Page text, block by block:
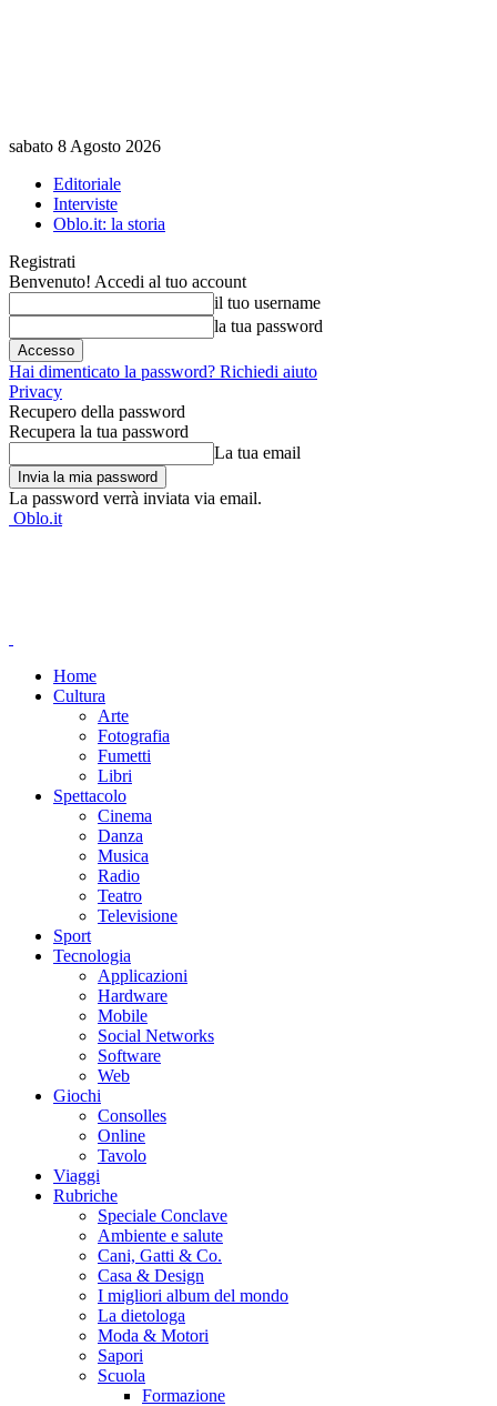
sabato 8 Agosto 2026
Editoriale
Interviste
Oblo.it: la storia
Registrati
Benvenuto! Accedi al tuo account
il tuo username
la tua password
Hai dimenticato la password? Richiedi aiuto
Privacy
Recupero della password
Recupera la tua password
La tua email
La password verrà inviata via email.
Oblo.it
Home
Cultura
Arte
Fotografia
Fumetti
Libri
Spettacolo
Cinema
Danza
Musica
Radio
Teatro
Televisione
Sport
Tecnologia
Applicazioni
Hardware
Mobile
Social Networks
Software
Web
Giochi
Consolles
Online
Tavolo
Viaggi
Rubriche
Speciale Conclave
Ambiente e salute
Cani, Gatti & Co.
Casa & Design
I migliori album del mondo
La dietologa
Moda & Motori
Sapori
Scuola
Formazione